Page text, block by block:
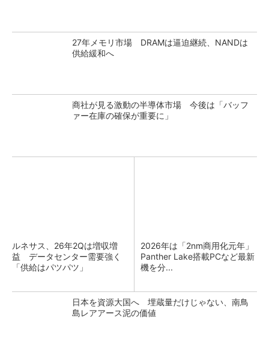
27年メモリ市場 DRAMは逼迫継続、NANDは
供給緩和へ
商社が見る激動の半導体市場 今後は「バッフ
ァー在庫の確保が重要に」
ルネサス、26年2Qは増収増
益 データセンター需要強く
「供給はパツパツ」
2026年は「2nm商用化元年」
Panther Lake搭載PCなど最新
機を分...
日本を資源大国へ 埋蔵量だけじゃない、南鳥
島レアアース泥の価値